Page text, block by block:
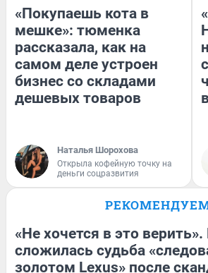
«Покупаешь кота в
мешке»: тюменка
рассказала, как на
самом деле устроен
бизнес со складами
дешевых товаров
Наталья Шорохова
Открыла кофейную точку на
деньги соцразвития
«Не хочется в это верить».
сложилась судьба
золотом Lexus» после